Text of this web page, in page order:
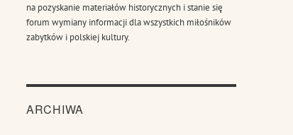
na pozyskanie materiałów historycznych i stanie się
forum wymiany informacji dla wszystkich miłośników
zabytków i polskiej kultury.
ARCHIWA